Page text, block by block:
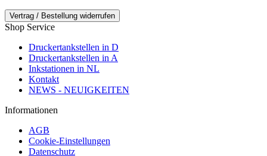
Vertrag / Bestellung widerrufen
Shop Service
Druckertankstellen in D
Druckertankstellen in A
Inkstationen in NL
Kontakt
NEWS - NEUIGKEITEN
Informationen
AGB
Cookie-Einstellungen
Datenschutz